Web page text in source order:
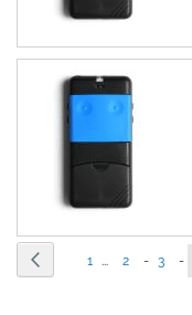
55,48 €
37,52 €
PrécédentPage
1 Page
2 - Page
3 -